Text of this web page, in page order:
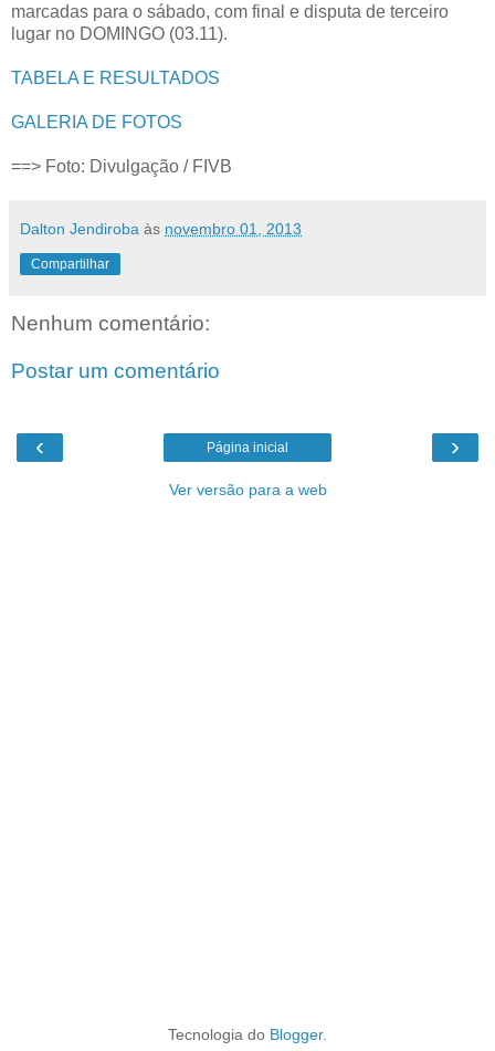
marcadas para o sábado, com final e disputa de terceiro
lugar no DOMINGO (03.11).
TABELA E RESULTADOS
GALERIA DE FOTOS
==> Foto: Divulgação / FIVB
Dalton Jendiroba às novembro 01, 2013
Compartilhar
Nenhum comentário:
Postar um comentário
‹ ›
Página inicial
Ver versão para a web
Tecnologia do Blogger.